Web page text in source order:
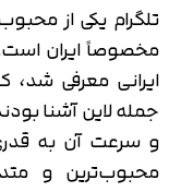
تلگرام یکی از
مخصوصاً ایران
ایرانی معرفی شد،
جمله لاین آشنا
و سرعت آن به
محبوب‌ترین و